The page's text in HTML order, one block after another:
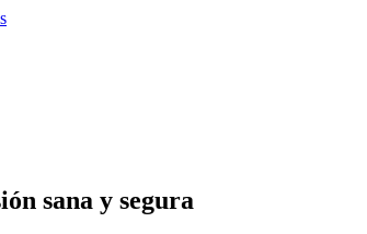
sana y segura